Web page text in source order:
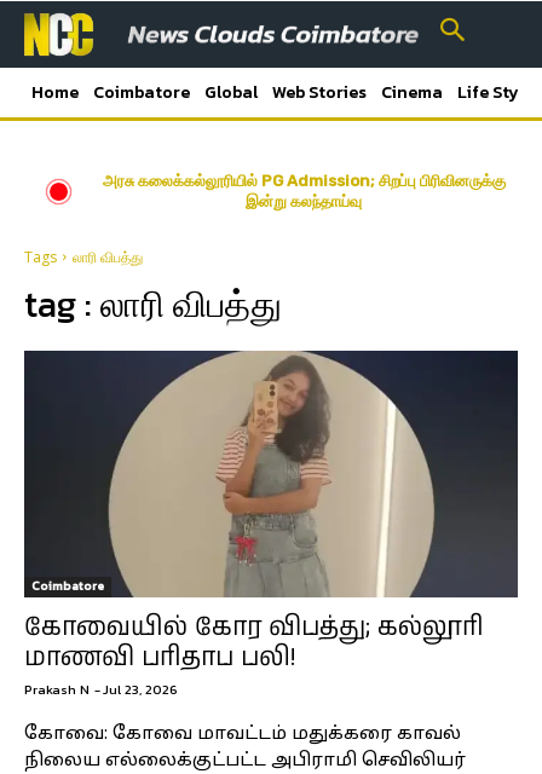
Home Coimbatore Global Web Stories Cinema Life Style
அரசு கலைக்கல்லூரியில் PG Admission; சிறப்பு பிரிவினருக்கு
இன்று கலந்தாய்வு
Tags லாரி விபத்து
tag :லாரி விபத்து
Coimbatore
கோவையில் கோர விபத்து; கல்லூரி
மாணவி பரிதாப பலி!
Prakash N -Jul 23, 2026
கோவை: கோவை மாவட்டம் மதுக்கரை காவல்
நிலைய எல்லைக்குட்பட்ட அபிராமி செவிலியர்